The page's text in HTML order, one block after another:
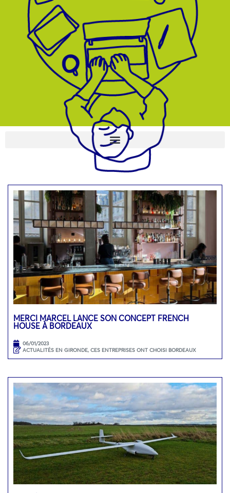
MERCI MARCEL LANCE SON CONCEPT FRENCH
HOUSE À BORDEAUX
06/01/2023
ACTUALITÉS EN GIRONDE, CES ENTREPRISES ONT CHOISI BORDEAUX